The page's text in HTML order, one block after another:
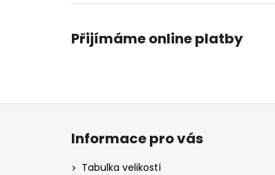
Přijímáme online platby
Z
Informace pro vás
Tabulka velikostí